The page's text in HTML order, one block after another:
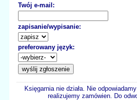
Twój e-mail:
zapisanie/wypisanie:
preferowany język:
Księgarnia nie działa. Nie
realizujemy zamówien. Do